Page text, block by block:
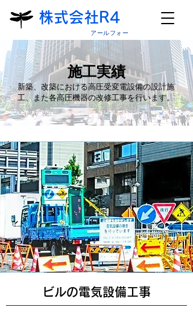
株式会社R4
アールフォー
​施工実績
新築、改築における高圧受変電設備の設計施
工、また各高圧機器の改修工事を行います。
ビルの電気設備工事